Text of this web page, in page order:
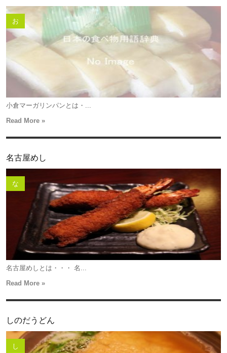
お
小倉マーガリンパンとは・...
Read More »
名古屋めし
な
名古屋めしとは・・・ 名...
Read More »
しのだうどん
し